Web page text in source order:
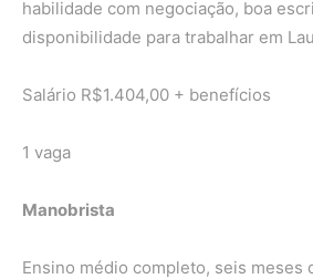
habilidade com negociação, boa
disponibilidade para trabalhar em
Salário R$1.404,00 + benefícios
1 vaga
Manobrista
Ensino médio completo, seis meses